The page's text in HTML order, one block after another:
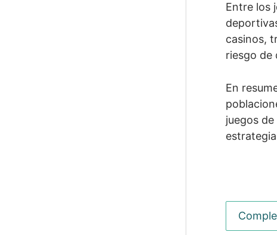
Entre los
casinos,
riesgo de
En
juegos